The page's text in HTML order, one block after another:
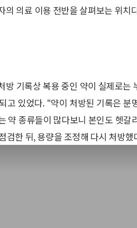
의 의료 이용 전반을 살펴보는 위치
방 기록상 복용 중인 약이 실제로는
고 있었다. "약이 처방된 기록은 분
약 종류들이 많다보니 본인도 헷갈
검한 뒤, 용량을 조정해 다시 처방했